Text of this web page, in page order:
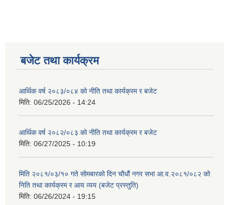
बजेट तथा कार्यक्रम
आर्थिक वर्ष २०८३/०८४ को नीति तथा कार्यक्रम र बजेट
मिति: 06/25/2026 - 14:24
आर्थिक वर्ष २०८२/०८३ को नीति तथा कार्यक्रम र बजेट
मिति: 06/27/2025 - 10:19
मिति २०८१/०३/१० गते सोमबारको दिन चौधौं नगर सभा आ.व.२०८१/०८२ को
निति तथा कार्यक्रम र आय व्यय (बजेट प्रस्तुति)
मिति: 06/26/2024 - 19:15